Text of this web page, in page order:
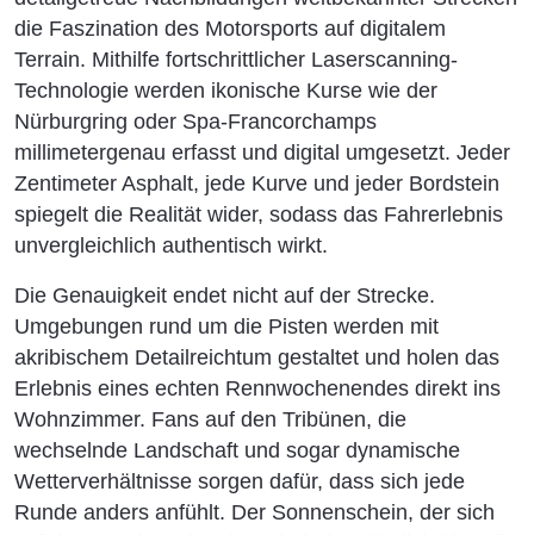
die Faszination des Motorsports auf digitalem
Terrain. Mithilfe fortschrittlicher Laserscanning-
Technologie werden ikonische Kurse wie der
Nürburgring oder Spa-Francorchamps
millimetergenau erfasst und digital umgesetzt. Jeder
Zentimeter Asphalt, jede Kurve und jeder Bordstein
spiegelt die Realität wider, sodass das Fahrerlebnis
unvergleichlich authentisch wirkt.
Die Genauigkeit endet nicht auf der Strecke.
Umgebungen rund um die Pisten werden mit
akribischem Detailreichtum gestaltet und holen das
Erlebnis eines echten Rennwochenendes direkt ins
Wohnzimmer. Fans auf den Tribünen, die
wechselnde Landschaft und sogar dynamische
Wetterverhältnisse sorgen dafür, dass sich jede
Runde anders anfühlt. Der Sonnenschein, der sich